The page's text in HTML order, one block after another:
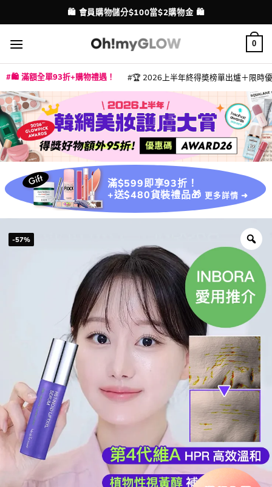
to
content
配送港澳
💳 支援消費券、FPS、八達通、PAYME、信用卡付款
0
🛍️ 滿額全單93折+購物禮遇！ 🏆 2026上半年終得奬榜單出爐＋限時
滿$599即享93折！
+送$480貨裝禮品🎁 更多詳情 ➜
-57%